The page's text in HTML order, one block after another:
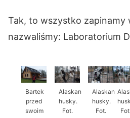
Tak, to wszystko zapinamy
nazwaliśmy: Laboratorium
Bartek
przed
swoim
Alaskan
husky.
Fot.
Alaskan
husky.
Fot.